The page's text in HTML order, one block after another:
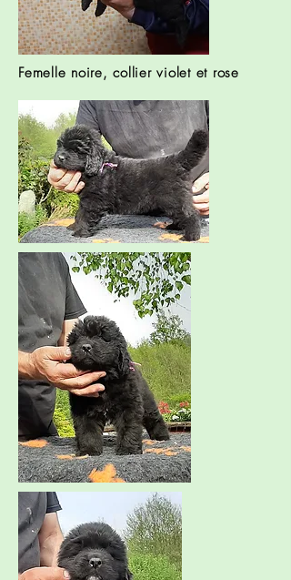
Femelle noire, collier violet et rose